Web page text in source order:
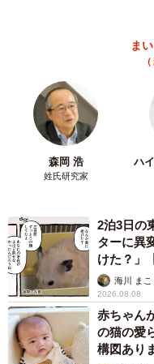
店長をしている男性に
プはロンドンでもDJや
竹内まりや、杏里、松
れているという。ちな
人たちに、シティ・ポ
いるそうだ。
後日あらためて店を訪
タッフがいるから」と
紹介してくれた。東京
月前からこの店で働き始
いたらしい。言ってよね
「シティ・ポップに関
気が再燃する中で、確
ま
森岡 浩
姓氏研究家
ハ
2泊3日の
ターに異
けた？」
海川 まこ
2026.08.08
赤ちゃん
の猫の愛
構図あり